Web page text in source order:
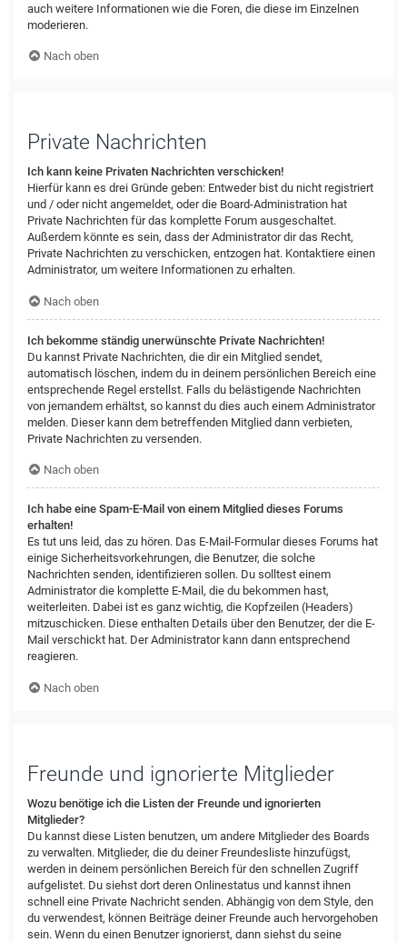
auch weitere Informationen wie die Foren, die diese im Einzelnen
moderieren.
Nach oben
Private Nachrichten
Ich kann keine Privaten Nachrichten verschicken!
Hierfür kann es drei Gründe geben: Entweder bist du nicht registriert
und / oder nicht angemeldet, oder die Board-Administration hat
Private Nachrichten für das komplette Forum ausgeschaltet.
Außerdem könnte es sein, dass der Administrator dir das Recht,
Private Nachrichten zu verschicken, entzogen hat. Kontaktiere einen
Administrator, um weitere Informationen zu erhalten.
Nach oben
Ich bekomme ständig unerwünschte Private Nachrichten!
Du kannst Private Nachrichten, die dir ein Mitglied sendet,
automatisch löschen, indem du in deinem persönlichen Bereich eine
entsprechende Regel erstellst. Falls du belästigende Nachrichten
von jemandem erhältst, so kannst du dies auch einem Administrator
melden. Dieser kann dem betreffenden Mitglied dann verbieten,
Private Nachrichten zu versenden.
Nach oben
Ich habe eine Spam-E-Mail von einem Mitglied dieses Forums
erhalten!
Es tut uns leid, das zu hören. Das E-Mail-Formular dieses Forums hat
einige Sicherheitsvorkehrungen, die Benutzer, die solche
Nachrichten senden, identifizieren sollen. Du solltest einem
Administrator die komplette E-Mail, die du bekommen hast,
weiterleiten. Dabei ist es ganz wichtig, die Kopfzeilen (Headers)
mitzuschicken. Diese enthalten Details über den Benutzer, der die E-
Mail verschickt hat. Der Administrator kann dann entsprechend
reagieren.
Nach oben
Freunde und ignorierte Mitglieder
Wozu benötige ich die Listen der Freunde und ignorierten
Mitglieder?
Du kannst diese Listen benutzen, um andere Mitglieder des Boards
zu verwalten. Mitglieder, die du deiner Freundesliste hinzufügst,
werden in deinem persönlichen Bereich für den schnellen Zugriff
aufgelistet. Du siehst dort deren Onlinestatus und kannst ihnen
schnell eine Private Nachricht senden. Abhängig von dem Style, den
du verwendest, können Beiträge deiner Freunde auch hervorgehoben
sein. Wenn du einen Benutzer ignorierst, dann siehst du seine